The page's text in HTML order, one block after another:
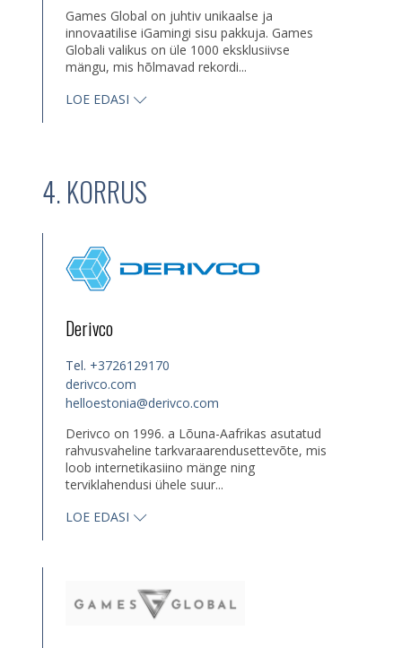
Games Global on juhtiv unikaalse ja
innovaatilise iGamingi sisu pakkuja. Games
Globali valikus on üle 1000 eksklusiivse
mängu, mis hõlmavad rekordi...
LOE EDASI
4. KORRUS
Derivco
Tel. +3726129170
derivco.com
helloestonia@derivco.com
Derivco on 1996. a Lõuna-Aafrikas asutatud
rahvusvaheline tarkvaraarendusettevõte, mis
loob internetikasiino mänge ning
terviklahendusi ühele suur...
LOE EDASI